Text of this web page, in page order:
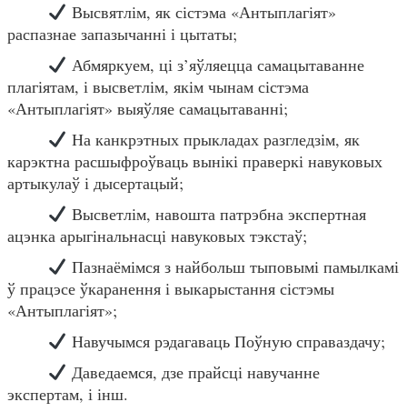
Высвятлім, як сістэма «Антыплагіят»
распазнае запазычанні і цытаты;
Абмяркуем, ці з’яўляецца самацытаванне
плагіятам, і высветлім, якім чынам сістэма
«Антыплагіят» выяўляе самацытаванні;
На канкрэтных прыкладах разгледзім, як
карэктна расшыфроўваць вынікі праверкі навуковых
артыкулаў і дысертацый;
Высветлім, навошта патрэбна экспертная
ацэнка арыгінальнасці навуковых тэкстаў;
Пазнаёмімся з найбольш тыповымі памылкамі
ў працэсе ўкаранення і выкарыстання сістэмы
«Антыплагіят»;
Навучымся рэдагаваць Поўную справаздачу;
Даведаемся, дзе прайсці навучанне
экспертам, і інш.